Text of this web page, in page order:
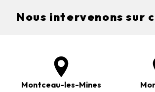
Nous intervenons sur
Montceau-les-Mines